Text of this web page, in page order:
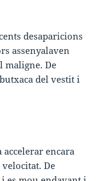
desaparicions
assenyalaven
maligne. De
del vestit i
encara
De